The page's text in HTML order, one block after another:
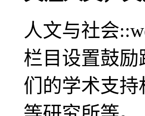
人文与社会
栏目设置鼓
们的学术支